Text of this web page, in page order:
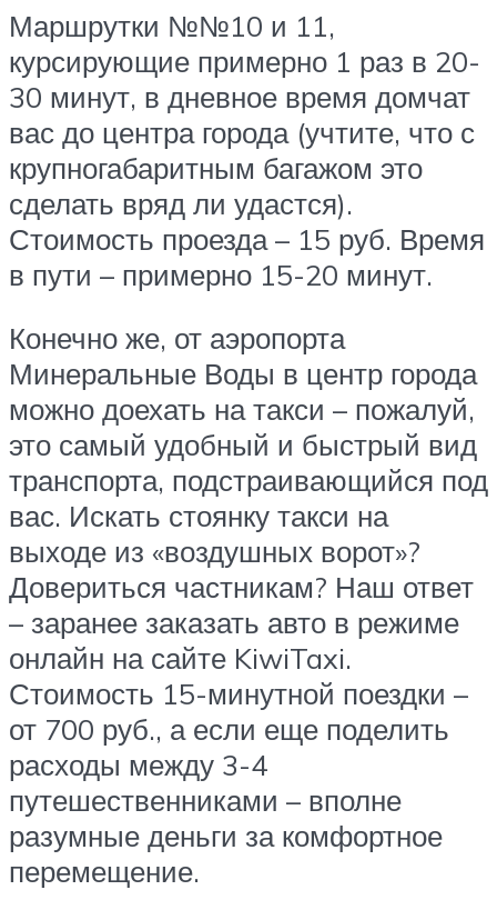
Маршрутки №№10 и 11,
курсирующие примерно 1 раз в 20-
30 минут, в дневное время домчат
вас до центра города (учтите, что с
крупногабаритным багажом это
сделать вряд ли удастся).
Стоимость проезда – 15 руб. Время
в пути – примерно 15-20 минут.
Конечно же, от аэропорта
Минеральные Воды в центр города
можно доехать на такси – пожалуй,
это самый удобный и быстрый вид
транспорта, подстраивающийся под
вас. Искать стоянку такси на
выходе из «воздушных ворот»?
Довериться частникам? Наш ответ
– заранее заказать авто в режиме
онлайн на сайте KiwiTaxi.
Стоимость 15-минутной поездки –
от 700 руб., а если еще поделить
расходы между 3-4
путешественниками – вполне
разумные деньги за комфортное
перемещение.